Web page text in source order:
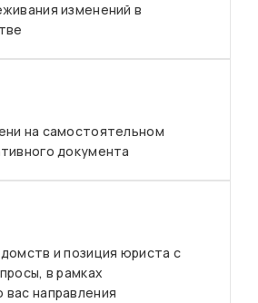
изменений в
на самостоятельном
документа
и позиция юриста с
в рамках
направления